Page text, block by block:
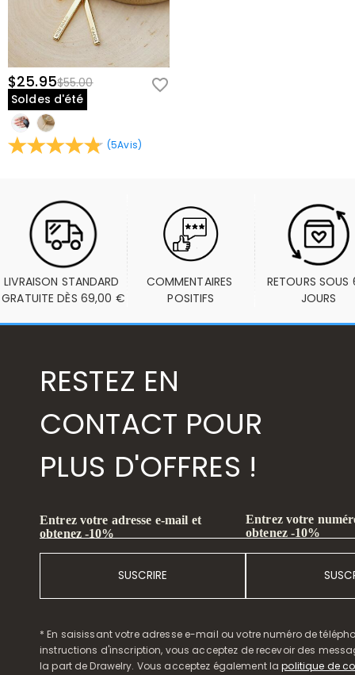
$25.95$55.00
Soldes d'été
(5Avis)
LIVRAISON STANDARD
GRATUITE DÈS 69,00 €
COMMENTAIRES
POSITIFS
RETOURS SOUS
JOURS
RESTEZ EN
CONTACT POUR
PLUS D'OFFRES !
Entrez votre adresse e-mail et
obtenez -10%
SUSCRIRE
Entrez votre
obtenez -10%
* En saisissant votre adresse e-mail ou votre numéro de
instructions d'inscription, vous acceptez de recevoir des
la part de Drawelry. Vous acceptez également lapolitique de